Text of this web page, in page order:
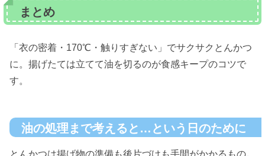
まとめ
「衣の密着・170℃・触りすぎない」でサクサクとんかつ
に。揚げたては立てて油を切るのが食感キープのコツで
す。
油の処理まで考えると…という日のために
とんかつは揚げ物の準備も後片づけも手間がかかるもの。